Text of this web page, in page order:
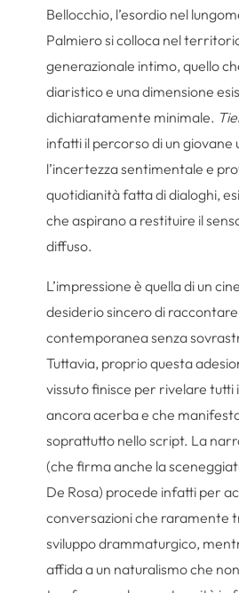
Bellocchio, l’esordio nel
Palmiero si colloca nel
generazionale intimo, quello
diaristico e una dimensione
dichiaratamente minimale.
infatti il percorso di un giovane
l’incertezza sentimentale e
quotidianità fatta di dialoghi,
che aspirano a restituire il
diffuso.
L’impressione è quella di un
desiderio sincero di
contemporanea senza
Tuttavia, proprio questa
vissuto finisce per rivelare tutti
ancora acerba e che
soprattutto nello script. La
(che firma anche la
De Rosa) procede infatti per
conversazioni che raramente
sviluppo drammaturgico,
affida a un naturalismo che